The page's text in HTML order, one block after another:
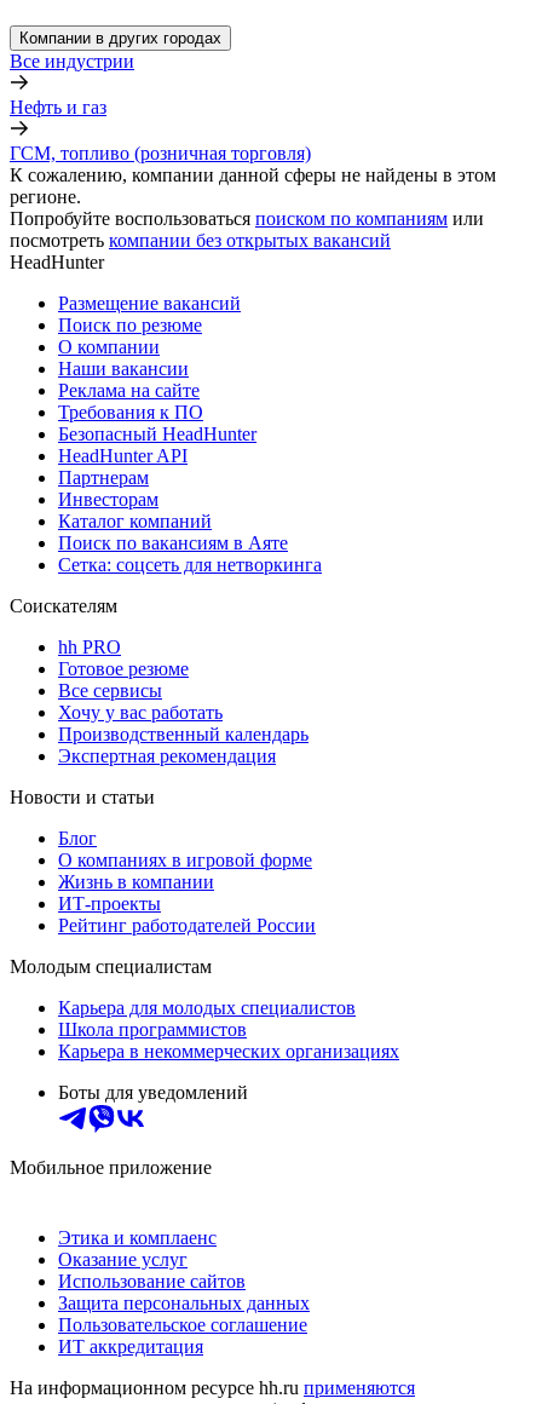
Компании в других городах
Все индустрии
Нефть и газ
ГСМ, топливо (розничная торговля)
К сожалению, компании данной сферы не найдены в этом
регионе.
Попробуйте воспользоваться поиском по компаниям или
посмотреть компании без открытых вакансий
HeadHunter
Размещение вакансий
Поиск по резюме
О компании
Наши вакансии
Реклама на сайте
Требования к ПО
Безопасный HeadHunter
HeadHunter API
Партнерам
Инвесторам
Каталог компаний
Поиск по вакансиям в Аяте
Сетка: соцсеть для нетворкинга
Соискателям
hh PRO
Готовое резюме
Все сервисы
Хочу у вас работать
Производственный календарь
Экспертная рекомендация
Новости и статьи
Блог
О компаниях в игровой форме
Жизнь в компании
ИТ-проекты
Рейтинг работодателей России
Молодым специалистам
Карьера для молодых специалистов
Школа программистов
Карьера в некоммерческих организациях
Боты для уведомлений
Мобильное приложение
Этика и комплаенс
Оказание услуг
Использование сайтов
Защита персональных данных
Пользовательское соглашение
ИТ аккредитация
На информационном ресурсе hh.ru применяются